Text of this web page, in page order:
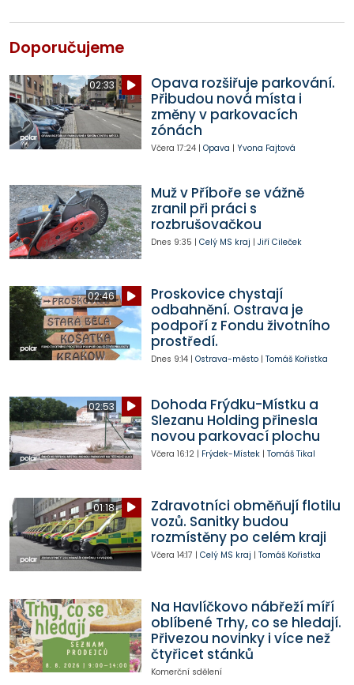
Doporučujeme
02:33
Opava rozšiřuje parkování.
Přibudou nová místa i
změny v parkovacích
zónách
Včera 17:24| Opava | Yvona Fajtová
Muž v Příboře se vážně
zranil při práci s
rozbrušovačkou
Dnes 9:35 | Celý MS kraj | Jiří Cileček
02:46
Proskovice chystají
odbahnění. Ostrava je
podpoří z Fondu životního
prostředí.
Dnes 9:14| Ostrava-město| Tomáš Kořistka
02:53
Dohoda Frýdku-Místku a
Slezanu Holding přinesla
novou parkovací plochu
Včera 16:12| Frýdek-Místek| Tomáš Tikal
01:18
Zdravotníci obměňují flotilu
vozů. Sanitky budou
rozmístěny po celém kraji
Včera 14:17 | Celý MS kraj | Tomáš Kořistka
Na Havlíčkovo nábřeží míří
oblíbené Trhy, co se hledají.
Přivezou novinky i více než
čtyřicet stánků
Komerční sdělení